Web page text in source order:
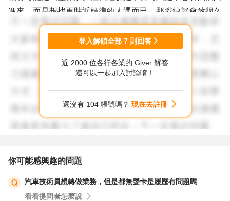
進來、而是想找更貼近標準的人選而已，那職缺就會放很久
(但持續會更新)。
登入解鎖全部 7 則回答
近 2000 位各行各業的 Giver 解答
還可以一起加入討論唷！
還沒有 104 帳號嗎？ 現在去註冊
你可能感興趣的問題
汽車技術員想轉做業務，但是都無聲卡是履歷有問題嗎
看看提問者怎麼說